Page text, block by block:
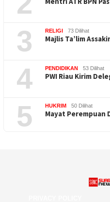
3 RELIGI 73 Dilihat
Majlis Ta’lim
4 PENDIDIKAN 53 Dilihat
PWI Riau Kirim
5 HUKRIM 50 Dilihat
Mayat Perempuan